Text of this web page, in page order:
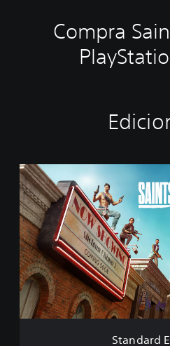
Compra
S
t
a
n
d
a
r
d
E
d
t
Standard